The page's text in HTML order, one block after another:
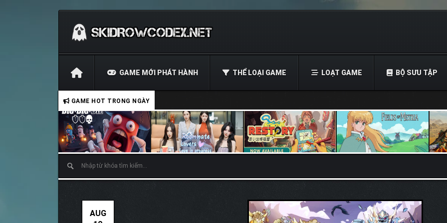
GAME MỚI PHÁT HÀNH THỂ LOẠI GAME LOẠT GAME BỘ SƯU TẬP
GAME HOT TRONG NGÀY
AUG